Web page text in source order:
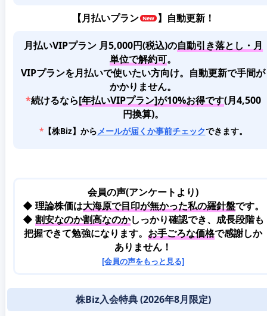
【月払いプラン 】自動更新！
月払いVIPプラン 月5,000円(税込)の自動引き落とし・月
単位で解約可。
VIPプランを月払いで使いたい方向け。自動更新で手間が
かかりません。
*続けるなら[年払いVIPプラン]が10%お得です(月4,500
円換算)。
*【株Biz】からメールが届くか事前チェックできます。
会員の声(アンケートより)
◆ 理論株価は大海原で目印が無かった私の羅針盤です。
◆ 割安なのか割高なのかしっかり確認でき、成長段階も
把握できて勉強になります。 お手ごろな価格で感謝しか
ありません！
[会員の声をもっと見る]
株Biz入会特典 (2026年8月限定)